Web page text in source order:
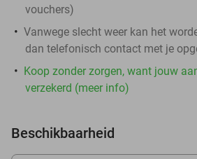
vouchers)
Vanwege slecht weer kan het
dan telefonisch contact met je
Koop zonder zorgen, want jouw
verzekerd (meer info)
Beschikbaarheid